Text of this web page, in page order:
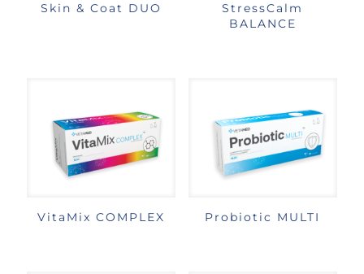
Skin & Coat DUO
StressCalm
BALANCE
VitaMix COMPLEX Probiotic MULTI